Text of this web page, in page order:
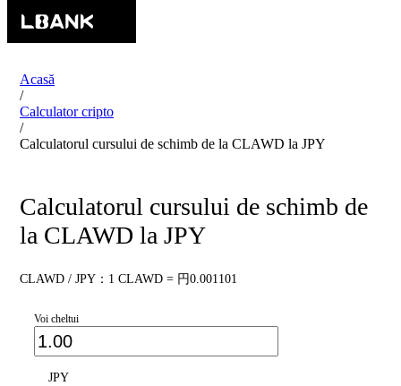
Acasă
/
Calculator cripto
/
Calculatorul cursului de schimb de la CLAWD la JPY
Calculatorul cursului de schimb de
la CLAWD la JPY
CLAWD / JPY：1 CLAWD = 円0.001101
Voi cheltui
JPY